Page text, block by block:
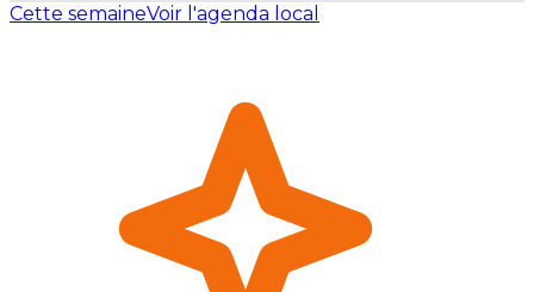
Cette semaineVoir l'agenda local